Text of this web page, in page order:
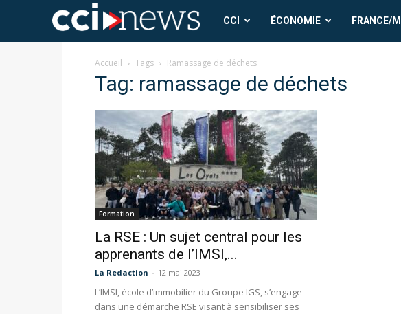
CCI
News
CCI ÉCONOMIE FRANCE/
Accueil Tags Ramassage de déchets
Tag: ramassage de déchets
Formation
La RSE : Un sujet central pour les
apprenants de l’IMSI,...
La Redaction - 12 mai 2023
L’IMSI, école d’immobilier du Groupe IGS, s’engage
dans une démarche RSE visant à sensibiliser ses